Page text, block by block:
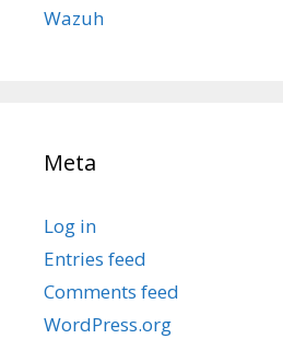
Wazuh
Meta
Log in
Entries feed
Comments feed
WordPress.org